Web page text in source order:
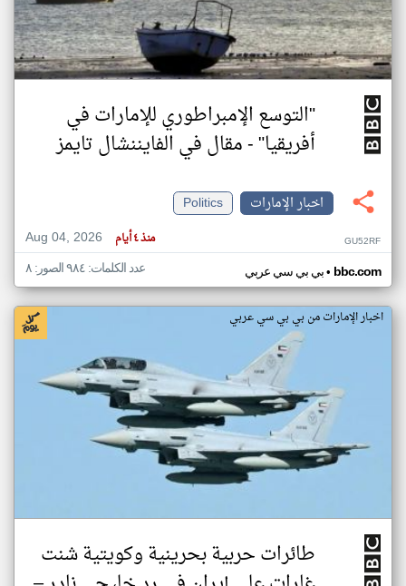
"التوسع الإمبراطوري للإمارات في
أفريقيا" - مقال في الفايننشال تايمز
اخبار الإمارات
Politics
Aug 04, 2026
منذ ٤ أيام GU52RF
بي بي سي عربي• bbc.com عدد الكلمات: ٩٨٤ الصور: ٨
اخبار الإمارات من بي بي سي عربي
طائرات حربية بحرينية وكويتية شنت